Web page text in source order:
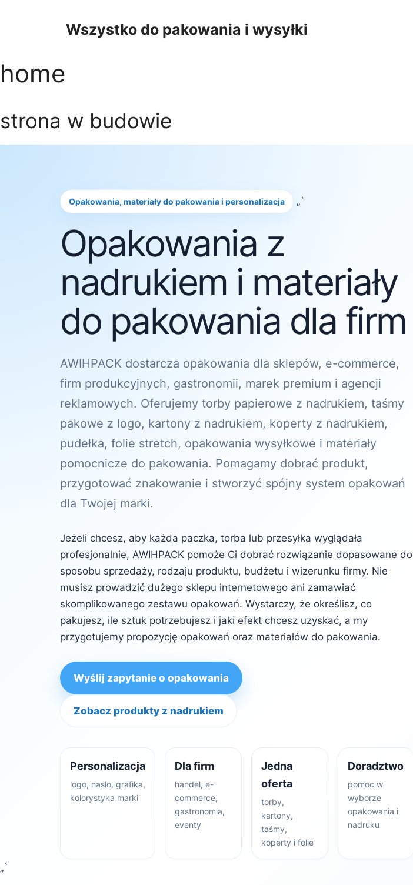
Wszystko do pakowania i wysyłki
home
strona w budowie
Opakowania, materiały do pakowania i personalizacja „`
Opakowania z
nadrukiem i materiały
do pakowania dla firm
AWIHPACK dostarcza opakowania dla sklepów, e-commerce,
firm produkcyjnych, gastronomii, marek premium i agencji
reklamowych. Oferujemy torby papierowe z nadrukiem, taśmy
pakowe z logo, kartony z nadrukiem, koperty z nadrukiem,
pudełka, folie stretch, opakowania wysyłkowe i materiały
pomocnicze do pakowania. Pomagamy dobrać produkt,
przygotować znakowanie i stworzyć spójny system opakowań
dla Twojej marki.
Jeżeli chcesz, aby każda paczka, torba lub przesyłka wyglądała
profesjonalnie, AWIHPACK pomoże Ci dobrać rozwiązanie dopasowane do
sposobu sprzedaży, rodzaju produktu, budżetu i wizerunku firmy. Nie
musisz prowadzić dużego sklepu internetowego ani zamawiać
skomplikowanego zestawu opakowań. Wystarczy, że określisz, co
pakujesz, ile sztuk potrzebujesz i jaki efekt chcesz uzyskać, a my
przygotujemy propozycję opakowań oraz materiałów do pakowania.
Wyślij zapytanie o opakowania
Zobacz produkty z nadrukiem
Personalizacja
logo, hasło, grafika,
kolorystyka marki
Dla firm
handel, e-
commerce,
gastronomia,
eventy
Jedna
oferta
torby,
kartony,
taśmy,
koperty i folie
Doradztwo
pomoc w
wyborze
opakowania i
nadruku
„`